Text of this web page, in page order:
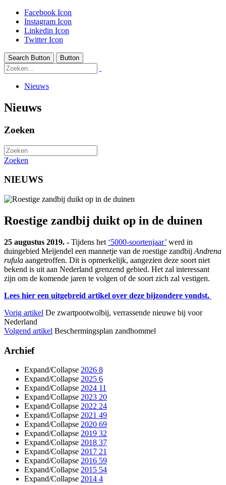
Facebook Icon
Instagram Icon
Linkedin Icon
Twitter Icon
Search Button Button
Nieuws
Nieuws
Zoeken
Zoeken
NIEUWS
Roestige zandbij duikt op in de duinen
25 augustus 2019. - Tijdens het ‘5000-soortenjaar’ werd in
duingebied Meijendel een mannetje van de roestige zandbij Andrena
rufula aangetroffen. Dit is opmerkelijk, aangezien deze soort niet
bekend is uit aan Nederland grenzend gebied. Het zal interessant
zijn om de komende jaren te volgen of de soort zich zal vestigen.
Lees hier een uitgebreid artikel over deze bijzondere vondst.
Vorig artikel De zwartpootwolbij, verrassende nieuwe bij voor
Nederland
Volgend artikel Beschermingsplan zandhommel
Archief
Expand/Collapse 2026 8
Expand/Collapse 2025 6
Expand/Collapse 2024 11
Expand/Collapse 2023 20
Expand/Collapse 2022 24
Expand/Collapse 2021 49
Expand/Collapse 2020 69
Expand/Collapse 2019 32
Expand/Collapse 2018 37
Expand/Collapse 2017 21
Expand/Collapse 2016 59
Expand/Collapse 2015 54
Expand/Collapse 2014 4